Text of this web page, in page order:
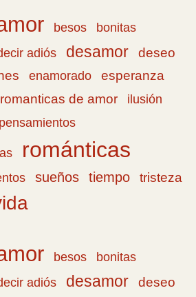
besos
bonitas
adiós desamor deseo
enamorado esperanza
de amor
ilusión
pensamientos
románticas
sueños tiempo
tristeza
besos
bonitas
adiós desamor deseo